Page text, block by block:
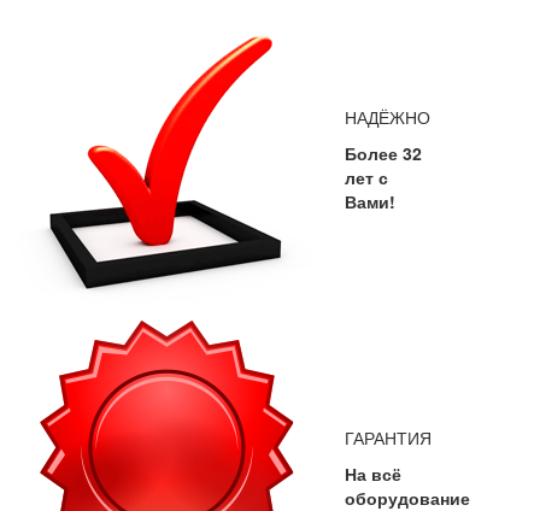
НАДЁЖНО
Более 32
лет с
Вами!
ГАРАНТИЯ
На всё
оборудование